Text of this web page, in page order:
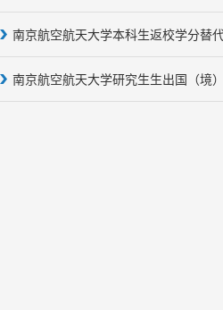
南京航空航天大学本科生返校学分替
南京航空航天大学研究生生出国（境